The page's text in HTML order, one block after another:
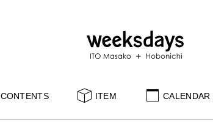
CONTENTS ITEM CALENDAR